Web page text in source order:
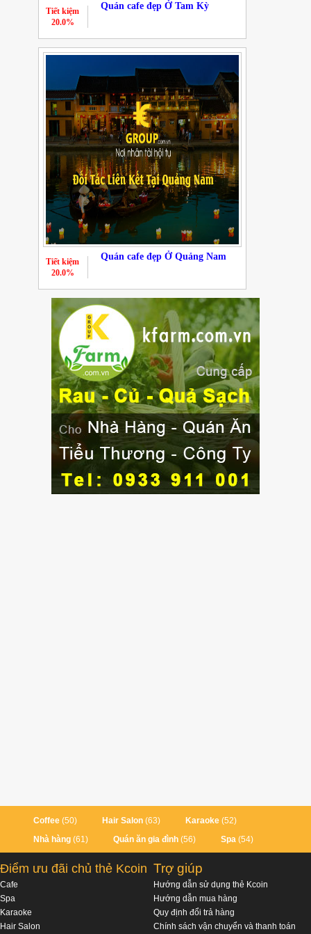
Quán cafe đẹp Ở Tam Kỳ
Tiết kiệm
20.0%
Quán cafe đẹp Ở Quảng Nam
Tiết kiệm
20.0%
Coffee (50) Hair Salon (63) Karaoke (52)
Nhà hàng (61) Quán ăn gia đình (56) Spa (54)
Điểm ưu đãi chủ thẻ Kcoin
Cafe
Spa
Karaoke
Hair Salon
Trợ giúp
Hướng dẫn sử dụng thẻ Kcoin
Hướng dẫn mua hàng
Quy định đổi trả hàng
Chính sách vận chuyển và thanh toán